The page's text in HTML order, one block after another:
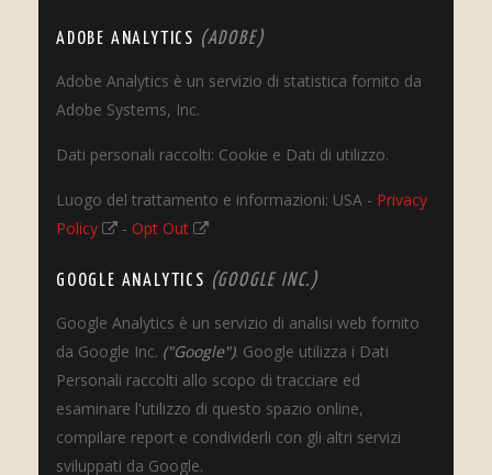
ADOBE ANALYTICS (ADOBE)
Adobe Analytics è un servizio di statistica fornito da
Adobe Systems, Inc.
Dati personali raccolti: Cookie e Dati di utilizzo.
Luogo del trattamento e informazioni: USA - Privacy
Policy
- Opt Out
GOOGLE ANALYTICS (GOOGLE INC.)
Google Analytics è un servizio di analisi web fornito
da Google Inc. ("Google"). Google utilizza i Dati
Personali raccolti allo scopo di tracciare ed
esaminare l'utilizzo di questo spazio online,
compilare report e condividerli con gli altri servizi
sviluppati da Google.